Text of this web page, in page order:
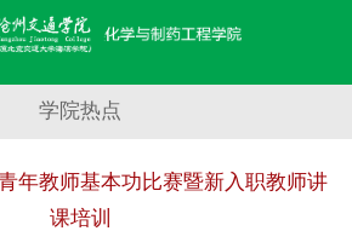
学院热点
年教师基本功比赛暨新入职教师讲
课培训